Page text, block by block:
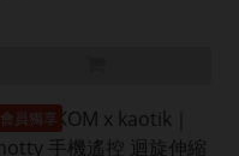
會員獨享